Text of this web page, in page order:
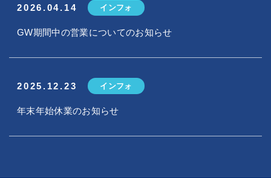
2026.04.14 インフォ
GW期間中の営業についてのお知らせ
2025.12.23 インフォ
年末年始休業のお知らせ